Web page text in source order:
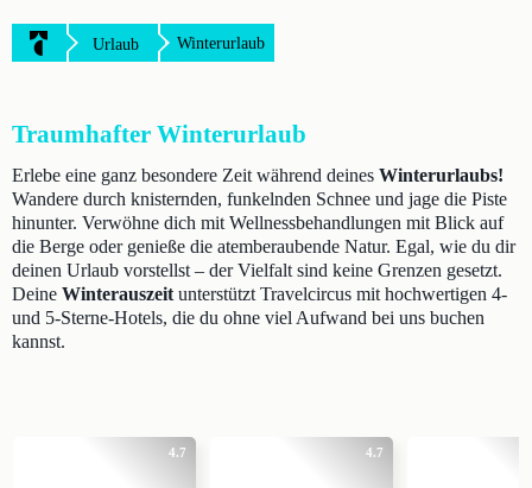
Urlaub Winterurlaub
Traumhafter Winterurlaub
Erlebe eine ganz besondere Zeit während deines Winterurlaubs!
Wandere durch knisternden, funkelnden Schnee und jage die Piste
hinunter. Verwöhne dich mit Wellnessbehandlungen mit Blick auf
die Berge oder genieße die atemberaubende Natur. Egal, wie du dir
deinen Urlaub vorstellst – der Vielfalt sind keine Grenzen gesetzt.
Deine Winterauszeit unterstützt Travelcircus mit hochwertigen 4-
und 5-Sterne-Hotels, die du ohne viel Aufwand bei uns buchen
kannst.
4.7 4.7